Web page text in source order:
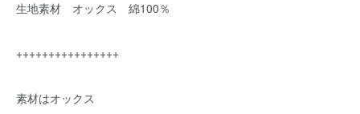
生地素材 オックス 綿100％
++++++++++++++++
素材はオックス